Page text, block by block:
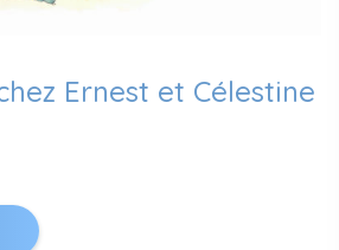
Ernest et Célestine